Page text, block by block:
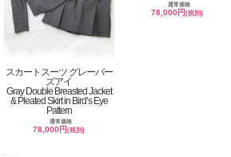
スカートスーツ グレーバー
ズアイ
Gray Double Breasted Jacket
& Pleated Skirt in Bird’s Eye
Pattern
通常価格
78,000円(税別)
通常価格
78,000円(税別)